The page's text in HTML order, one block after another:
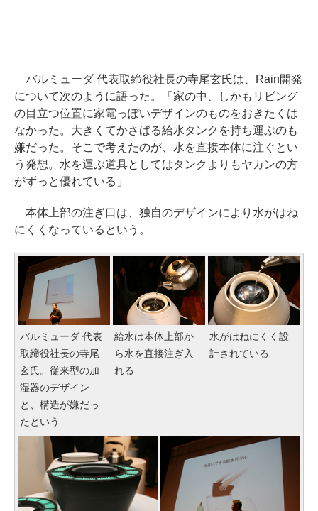
バルミューダ 代表取締役社長の寺尾玄氏は、Rain開発
について次のように語った。「家の中、しかもリビング
の目立つ位置に家電っぽいデザインのものをおきたくは
なかった。大きくてかさばる給水タンクを持ち運ぶのも
嫌だった。そこで考えたのが、水を直接本体に注ぐとい
う発想。水を運ぶ道具としてはタンクよりもヤカンの方
がずっと優れている」
本体上部の注ぎ口は、独自のデザインにより水がはね
にくくなっているという。
バルミューダ 代表
取締役社長の寺尾
玄氏。従来型の加
湿器のデザイン
と、構造が嫌だっ
たという
給水は本体上部か
ら水を直接注ぎ入
れる
水がはねにくく設
計されている